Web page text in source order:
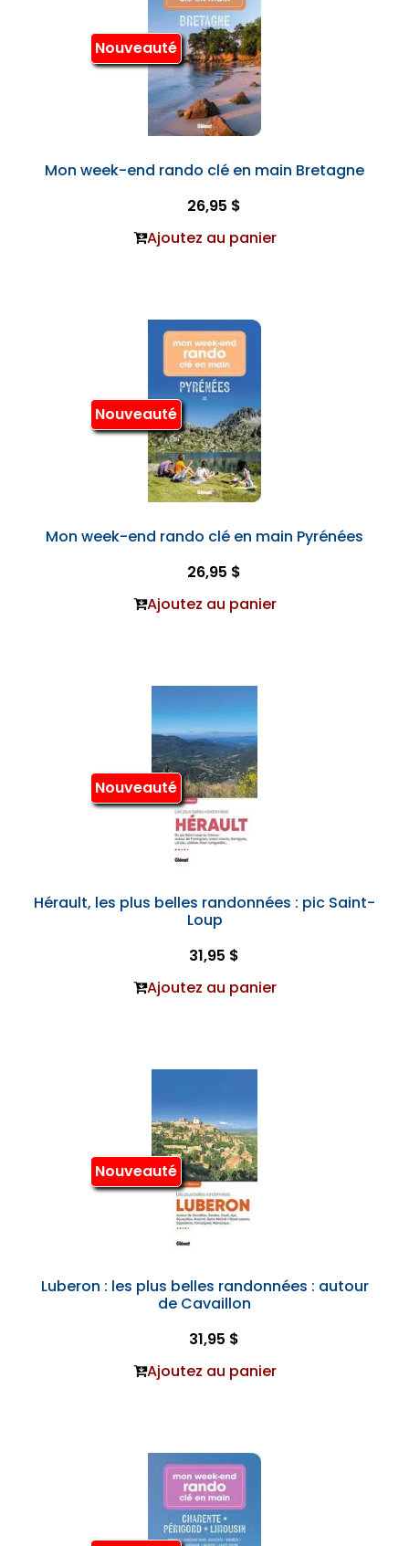
Nouveauté
Mon week-end rando clé en main Bretagne
26,95 $
Ajoutez au panier
Nouveauté
Mon week-end rando clé en main Pyrénées
26,95 $
Ajoutez au panier
Nouveauté
Hérault, les plus belles randonnées : pic Saint-
Loup
31,95 $
Ajoutez au panier
Nouveauté
Luberon : les plus belles randonnées : autour
de Cavaillon
31,95 $
Ajoutez au panier